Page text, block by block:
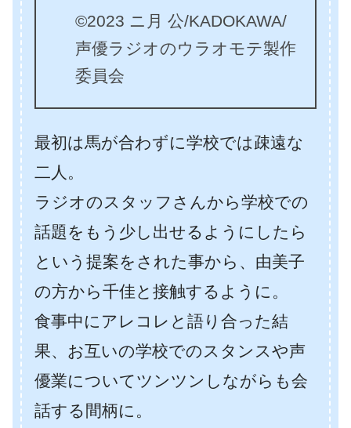
©2023 ニ月 公/KADOKAWA/
声優ラジオのウラオモテ製作
委員会
最初は馬が合わずに学校では疎遠な
二人。
ラジオのスタッフさんから学校での
話題をもう少し出せるようにしたら
という提案をされた事から、由美子
の方から千佳と接触するように。
食事中にアレコレと語り合った結
果、お互いの学校でのスタンスや声
優業についてツンツンしながらも会
話する間柄に。